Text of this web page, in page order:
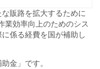
販路を拡大するために
業効率向上のためのシス
係る経費を国が補助し
金」です。